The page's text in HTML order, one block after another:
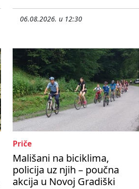
06.08.2026. u 12:30
Priče
Mališani na biciklima,
policija uz njih – poučna
akcija u Novoj Gradiški